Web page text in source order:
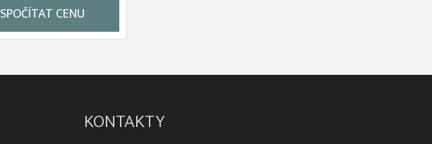
SPOČÍTAT CENU
KONTAKTY